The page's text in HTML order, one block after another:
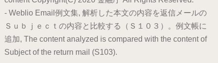
- Weblio Email例文集, 解析した本文の内容を返信メールの
Ｓｕｂｊｅｃｔの内容と比較する（Ｓ１０３）。例文帳に
追加, The content analyzed is compared with the content of
Subject of the return mail (S103).